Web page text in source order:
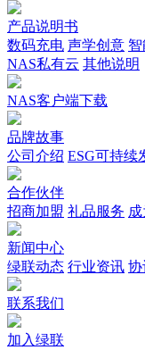
产品说明书
数码充电 声学创意
NAS私有云 其他说明
NAS客户端下载
品牌故事
公司介绍 ESG可持续
合作伙伴
招商加盟 礼品服务
新闻中心
绿联动态 行业资讯 协
联系我们
加入绿联